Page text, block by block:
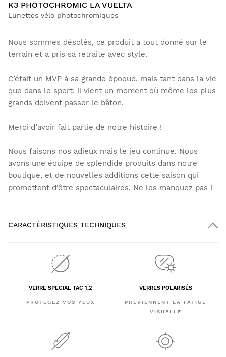
K3 PHOTOCHROMIC LA VUELTA
Lunettes vélo photochromiques
Nous sommes désolés, ce produit a tout donné sur le
terrain et a pris sa retraite avec style.
C’était un MVP à sa grande époque, mais tant dans la vie
que dans le sport, il vient un moment où même les plus
grands doivent passer le bâton.
Merci d’avoir fait partie de notre histoire !
Nous faisons nos adieux mais le jeu continue. Nous
avons une équipe de splendide produits dans notre
boutique, et de nouvelles additions cette saison qui
promettent d’être spectaculaires. Ne les manquez pas !
CARACTÉRISTIQUES TECHNIQUES
VERRE SPECIAL TAC 1,2
PROTÉGEZ VOS YEUX
VERRES POLARISÉS
PRÉVIENNENT LA FATIGE
VISUELLE